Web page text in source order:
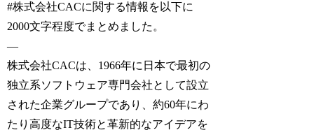
#株式会社CACに関する情報を以下に
2000文字程度でまとめました。
—
株式会社CACは、1966年に日本で最初の
独立系ソフトウェア専門会社として設立
された企業グループであり、約60年にわ
たり高度なIT技術と革新的なアイデアを